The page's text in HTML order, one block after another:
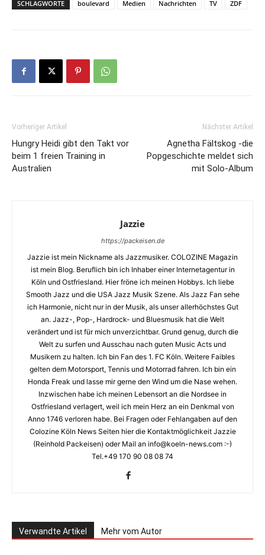
SCHLAGWORTE boulevard Medien Nachrichten TV ZDF
Vorheriger Artikel
Hungry Heidi gibt den Takt vor
beim 1 freien Training in
Australien
Nächster Artikel
Agnetha Fältskog -die
Popgeschichte meldet sich
mit Solo-Album
Jazzie
https://packeisen.de
Jazzie ist mein Nickname als Jazzmusiker. COLOZINE Magazin
ist mein Blog. Beruflich bin ich Inhaber einer Internetagentur in
Köln und Ostfriesland. Hier fröne ich meinen Hobbys. Ich liebe
Smooth Jazz und die USA Jazz Musik Szene. Als Jazz Fan sehe
ich Harmonie, nicht nur in der Musik, als unser allerhöchstes Gut
an. Jazz-, Pop-, Hardrock- und Bluesmusik hat die Welt
verändert und ist für mich unverzichtbar. Grund genug, durch die
Welt zu surfen und Ausschau nach guten Music Acts und
Musikern zu halten. Ich bin Fan des 1. FC Köln. Weitere Faibles
gelten dem Motorsport, Tennis und Motorrad fahren. Ich bin ein
Honda Freak und lasse mir gerne den Wind um die Nase wehen.
Inzwischen habe ich meinen Lebensort an die Nordsee in
Ostfriesland verlagert, weil ich mein Herz an ein Denkmal von
Anno 1746 verloren habe. Bei Fragen oder Fehlangaben auf den
Colozine Köln News Seiten hier die Kontaktmöglichkeit Jazzie
(Reinhold Packeisen) oder Mail an info@koeln-news.com :-)
Tel.+49 170 90 08 08 74
Verwandte Artikel Mehr vom Autor